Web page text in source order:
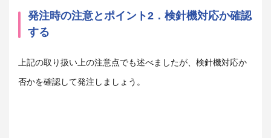
発注時の注意とポイント2．検針機対応か確認
する
上記の取り扱い上の注意点でも述べましたが、検針機対応か
否かを確認して発注しましょう。